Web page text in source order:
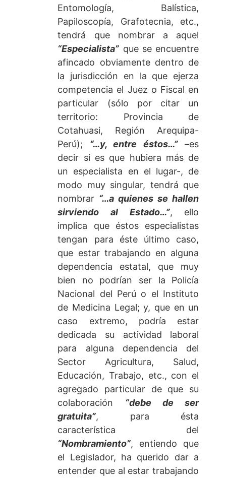
Entomología, Balística,
Papiloscopía, Grafotecnia, etc.,
tendrá que nombrar a aquel
“Especialista” que se encuentre
afincado obviamente dentro de
la jurisdicción en la que ejerza
competencia el Juez o Fiscal en
particular (sólo por citar un
territorio: Provincia de
Cotahuasi, Región Arequipa-
Perú); “…y, entre éstos…”–es
decir si es que hubiera más de
un especialista en el lugar-, de
modo muy singular, tendrá que
nombrar “…a quienes se hallen
sirviendo al Estado…”, ello
implica que éstos especialistas
tengan para éste último caso,
que estar trabajando en alguna
dependencia estatal, que muy
bien no podrían ser la Policía
Nacional del Perú o el Instituto
de Medicina Legal; y, que en un
caso extremo, podría estar
dedicada su actividad laboral
para alguna dependencia del
Sector Agricultura, Salud,
Educación, Trabajo, etc., con el
agregado particular de que su
colaboración “debe de ser
gratuita”, para ésta
característica del
“Nombramiento”, entiendo que
el Legislador, ha querido dar a
entender que al estar trabajando